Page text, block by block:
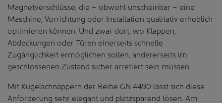
Magnetverschlüsse, die – obwohl unscheinbar – eine
Maschine, Vorrichtung oder Installation qualitativ erheblich
optimieren können. Und zwar dort, wo Klappen,
Abdeckungen oder Türen einerseits schnelle
Zugänglichkeit ermöglichen sollen, andererseits im
geschlossenen Zustand sicher arretiert sein müssen.
Mit Kugelschnäppern der Reihe GN 4490 lässt sich diese
Anforderung sehr elegant und platzsparend lösen. Am